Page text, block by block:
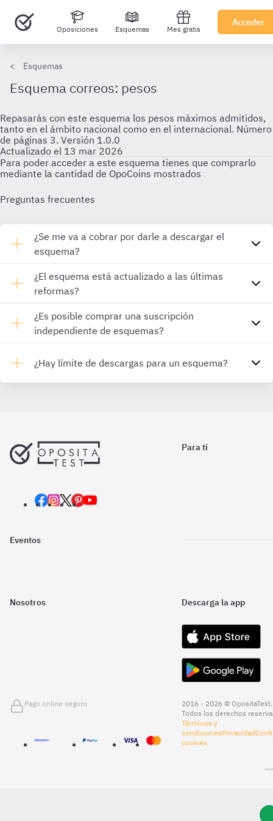
Oposiciones Esquemas Mes gratis
Acceder
Esquemas
Esquema correos: pesos
Repasarás con este esquema los pesos máximos admitidos,
tanto en el ámbito nacional como en el internacional. Número
de páginas 3. Versión 1.0.0
Actualizado el 13 mar 2026
Para poder acceder a este esquema tienes que comprarlo
mediante la cantidad de OpoCoins mostrados
Preguntas frecuentes
¿Se me va a cobrar por darle a descargar el
esquema?
¿El esquema está actualizado a las últimas
reformas?
¿Es posible comprar una suscripción
independiente de esquemas?
¿Hay límite de descargas para un esquema?
Para ti
Eventos
Nosotros Descarga la app
Pago online seguro
2016 - 2026 © OpositaTest.
Todos los derechos
Términos y
condicionesPrivacidad
cookies